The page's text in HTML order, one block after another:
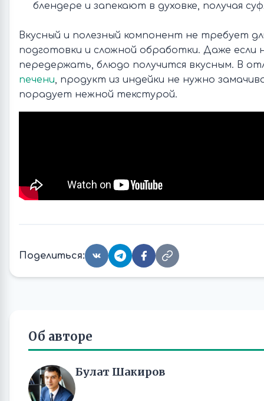
блендере и запекают в духовке, получая
Вкусный и полезный компонент не требует
подготовки и сложной обработки. Даже если
передержать, блюдо получится вкусным. В
печени, продукт из индейки не нужно
порадует нежной текстурой.
Поделиться:
Об авторе
Булат Шакиров